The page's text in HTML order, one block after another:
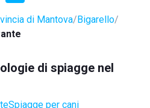
di Mantova Bigarello
di spiagge nel
Spiagge per cani